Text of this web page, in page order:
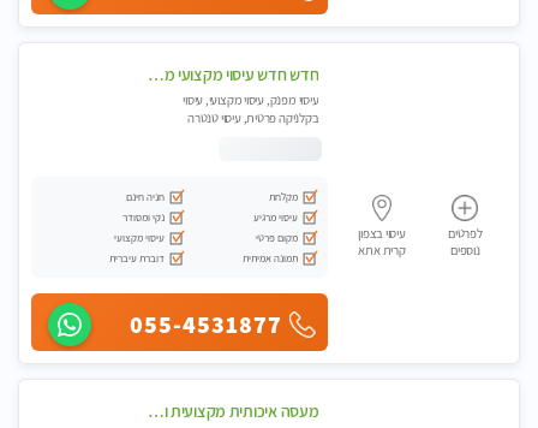
לפרטים
נוספים
עיסוי בצפון
קרית אתא
חדש חדש עיסוי מקצועי מפנק עיסוי עם אבנים חמות. מעסה עם תעודות. טיפול מרגיע משוחרר באווירה נעימה נקיה ומסודרת
עיסוי מפנק, עיסוי מקצועי, עיסוי
בקלניקה פרטית, עיסוי טנטרה
מקלחת
חניה חינם
עיסוי מרגיע
נקי ומסודר
מקום פרטי
עיסוי מקצועי
תמונה אמיתית
דוברת עיברית
055-4531877
מעסה איכותית מקצועית ומפנקת